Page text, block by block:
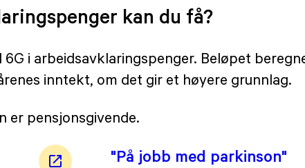
kan du få?
i arbeidsavklaringspenger. Beløpet
inntekt, om det gir et høyere grunnlag.
er pensjonsgivende.
"På jobb med parkinson"